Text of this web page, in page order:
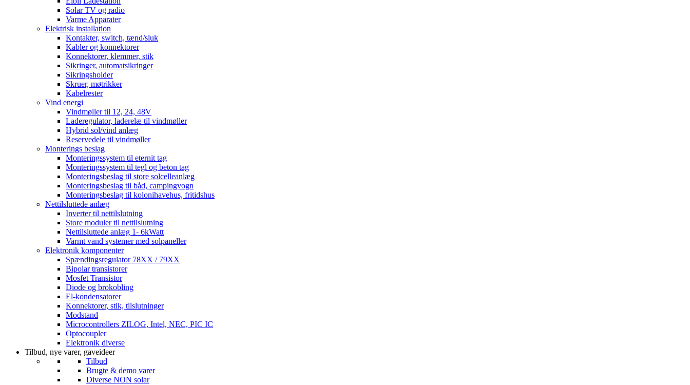
Solar TV og radio
Varme Apparater
Elektrisk installation
Kontakter, switch, tænd/sluk
Kabler og konnektorer
Konnektorer, klemmer, stik
Sikringer, automatsikringer
Sikringsholder
Skruer, møtrikker
Kabelrester
Vind energi
Vindmøller til 12, 24, 48V
Laderegulator, laderelæ til vindmøller
Hybrid sol/vind anlæg
Reservedele til vindmøller
Monterings beslag
Monteringssystem til eternit tag
Monteringssystem til tegl og beton tag
Monteringsbeslag til store solcelleanlæg
Monteringsbeslag til båd, campingvogn
Monteringsbeslag til kolonihavehus, fritidshus
Nettilsluttede anlæg
Inverter til nettilslutning
Store moduler til nettilslutning
Nettilsluttede anlæg 1- 6kWatt
Varmt vand systemer med solpaneller
Elektronik komponenter
Spændingsregulator 78XX / 79XX
Bipolar transistorer
Mosfet Transistor
Diode og brokobling
El-kondensatorer
Konnektorer, stik, tilslutninger
Modstand
Microcontrollers ZILOG, Intel, NEC, PIC IC
Optocoupler
Elektronik diverse
Tilbud, nye varer, gaveideer
Tilbud
Brugte & demo varer
Diverse NON solar